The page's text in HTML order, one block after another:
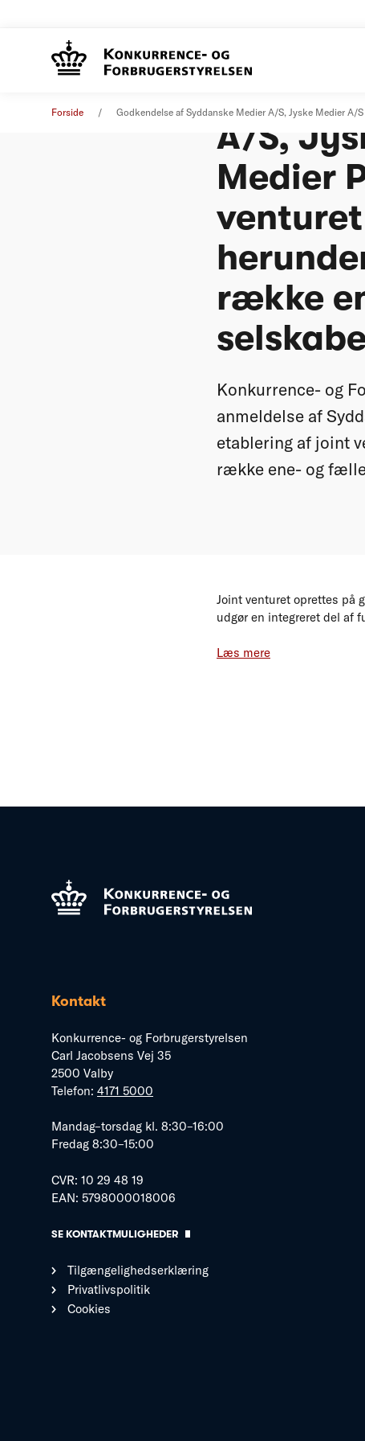
Forside Godkendelse af Syddanske Medier A/S, Jyske Medier
A/S,
Medier
række
Konkurrence- og
anmeldelse af
etablering af joint
række ene- og
Joint venturet oprettes på
udgør en integreret del af
Læs mere
Kontakt
Konkurrence- og Forbrugerstyrelsen
Carl Jacobsens Vej 35
2500 Valby
Telefon: 4171 5000
Mandag–torsdag kl. 8:30–16:00
Fredag 8:30–15:00
CVR: 10 29 48 19
EAN: 5798000018006
SE KONTAKTMULIGHEDER
Tilgængelighedserklæring
Privatlivspolitik
Cookies